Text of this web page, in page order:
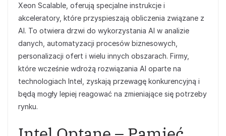
Xeon Scalable, oferują specjalne instrukcje i
akceleratory, które przyspieszają obliczenia związane z
AI. To otwiera drzwi do wykorzystania AI w analizie
danych, automatyzacji procesów biznesowych,
personalizacji ofert i wielu innych obszarach. Firmy,
które wcześnie wdrożą rozwiązania AI oparte na
technologiach Intel, zyskają przewagę konkurencyjną i
będą mogły lepiej reagować na zmieniające się potrzeby
rynku.